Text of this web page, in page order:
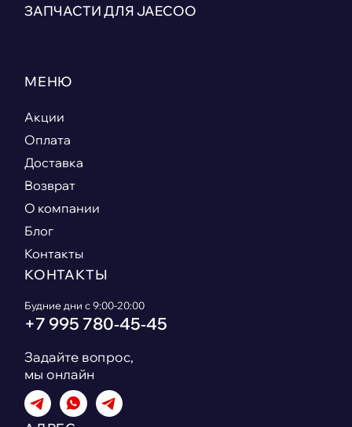
ЗАПЧАСТИ ДЛЯ JAECOO
МЕНЮ
Акции
Оплата
Доставка
Возврат
О компании
Блог
Контакты
КОНТАКТЫ
Будние дни с 9:00-20:00
+7 995 780‑45‑45
Задайте вопрос,
мы онлайн